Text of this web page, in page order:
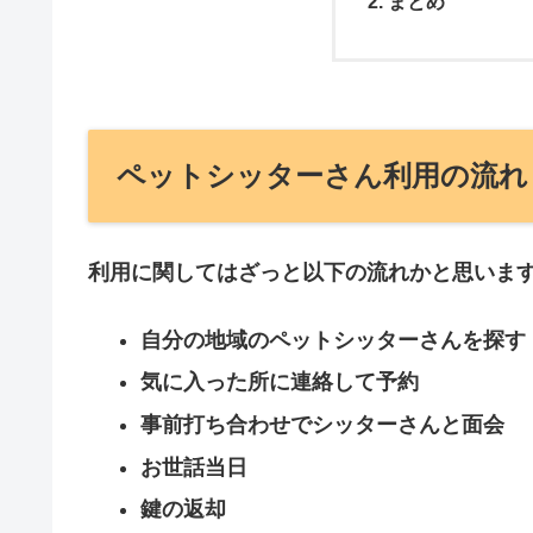
ペットシッターさん利用の流れ
利用に関してはざっと以下の流れかと思いま
自分の地域のペットシッターさんを探す
気に入った所に連絡して予約
事前打ち合わせでシッターさんと面会
お世話当日
鍵の返却